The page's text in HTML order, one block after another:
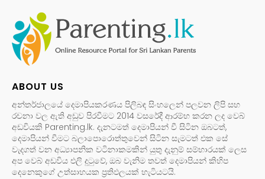
ABOUT US
අන්තර්ජාලයේ දෙමාපියකරණය පිලිබඳ සිංහලෙන් පලවන ලිපි සහ
රචනා වල ඇති අඩුව පිරවීමට 2014 වසරේදී ආරම්භ කරන ලද වෙබ්
අඩවියකි Parenting.lk. දැනටමත් දෙමාපියන් වී සිටින ඔබටත්,
දෙමාපියන් වීමට බලාපොරොත්තුවෙන් සිටින සැමටත් එක සේ
වැදගත් වන අධ්‍යාපනික වටිනාකමකින් යුතු දැනුම් සම්භාරයක් ලෙස
අප වෙබ් අඩවිය එලි දුටුවේ, ඔබ වැනිම තවත් දෙමාපියන් කිහිප
දෙනෙකුගේ උත්සාහයක ප්‍රතිඵලයක් හැටියටයි.